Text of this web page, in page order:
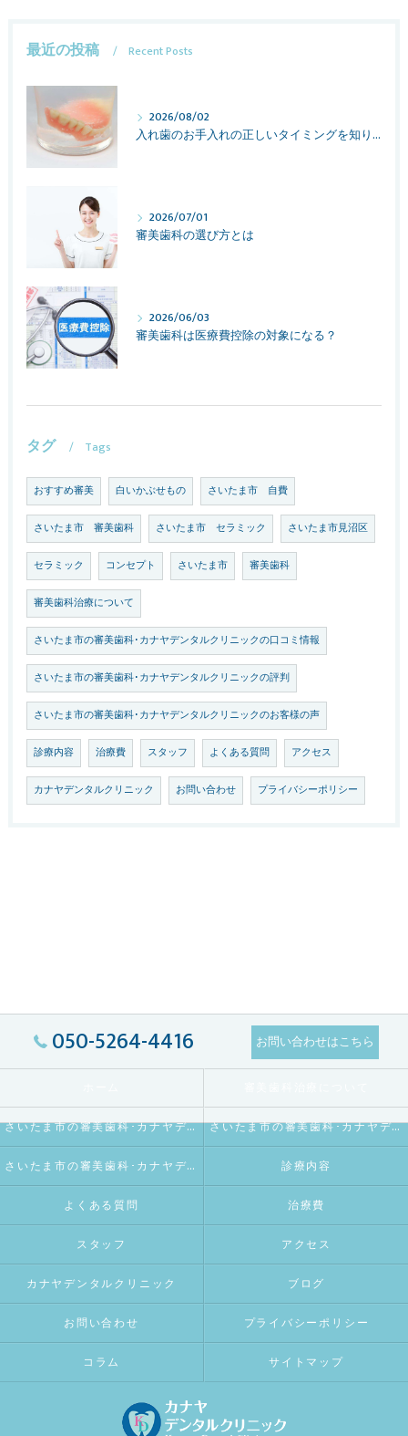
最近の投稿 Recent Posts
2026/08/02
入れ歯のお手入れの正しいタイミングを知りたい
2026/07/01
審美歯科の選び方とは
2026/06/03
審美歯科は医療費控除の対象になる？
タグ Tags
おすすめ審美 白いかぶせもの さいたま市 自費
さいたま市 審美歯科 さいたま市 セラミック さいたま市見沼区
セラミック コンセプト さいたま市 審美歯科
審美歯科治療について
さいたま市の審美歯科･カナヤデンタルクリニックの口コミ情報
さいたま市の審美歯科･カナヤデンタルクリニックの評判
さいたま市の審美歯科･カナヤデンタルクリニックのお客様の声
診療内容 治療費 スタッフ よくある質問 アクセス
カナヤデンタルクリニック お問い合わせ プライバシーポリシー
050-5264-4416 お問い合わせはこちら
さいたま市の審美歯科･カナヤデンタルクリニックの口コミ情報 さいたま市の審美歯科･カナヤデンタルクリニックの評判
さいたま市の審美歯科･カナヤデンタルクリニックのお客様の声 診療内容
よくある質問 治療費
スタッフ アクセス
カナヤデンタルクリニック ブログ
お問い合わせ プライバシーポリシー
コラム サイトマップ